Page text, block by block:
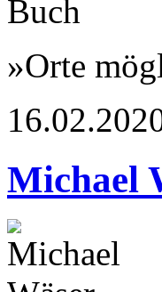
»Orte
Michael